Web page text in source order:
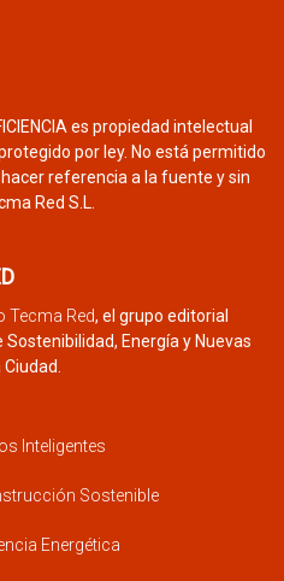
es propiedad intelectual
por ley. No está permitido
referencia a la fuente y sin
Red S.L.
Tecma Red, el grupo editorial
Energía y Nuevas
Inteligentes
Sostenible
Energética